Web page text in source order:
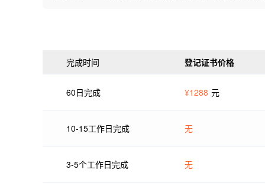
完成时间 登记证书价格
60日完成 ¥1288 元
10-15工作日完成 无
3-5个工作日完成 无